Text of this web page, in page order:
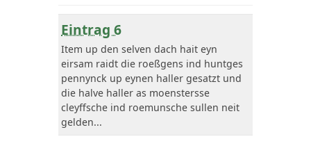
Eintrag 6
Item up den selven dach hait eyn
eirsam raidt die roeßgens ind huntges
pennynck up eynen haller gesatzt und
die halve haller as moenstersse
cleyffsche ind roemunsche sullen neit
gelden...